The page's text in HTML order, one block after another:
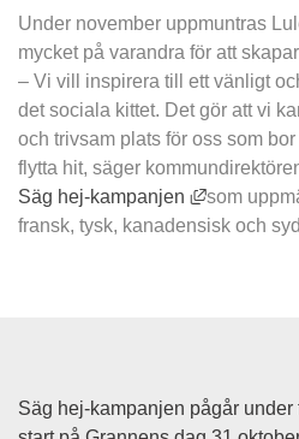
Under november uppmuntras
mycket på varandra för att
– Vi vill inspirera till ett vänligt
det sociala kittet. Det gör att vi
och trivsam plats för oss som
Säg hej-kampanjen
Länk till
som
fransk, tysk, kanadensisk och
Säg hej-kampanjen pågår under